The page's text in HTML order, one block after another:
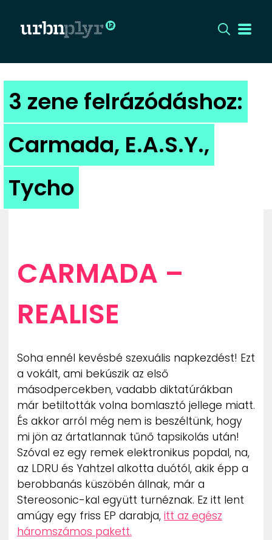
CÍMLAP
DIZÁJN
DIVAT
UTCA
ZENE
MÉDIAAJÁNLAT
IMPRESSZUM
3 zene felrázódáshoz:
Carmada, E.A.S.Y.,
Tycho
CARMADA –
REALISE
Soha ennél kevésbé szexuális napkezdést! Ezt
a vokált, ami bekúszik az első
másodpercekben, vadabb diktatúrákban
már betiltották volna bomlasztó jellege miatt.
És akkor arról még nem is beszéltünk, hogy
mi jön az ártatlannak tűnő tapsikolás után!
Szóval ez egy remek elektronikus popdal, na,
az LDRU és Yahtzel alkotta duótól, akik épp a
berobbanás küszöbén állnak, már a
Stereosonic-kal együtt turnéznak. Ez itt lent
amúgy egy friss EP darabja, itt az egész
háromszámos pakett.